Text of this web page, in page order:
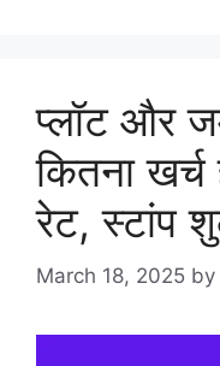
प्लॉट और
कितना खर्च
रेट, स्टांप
March 18, 2025 by